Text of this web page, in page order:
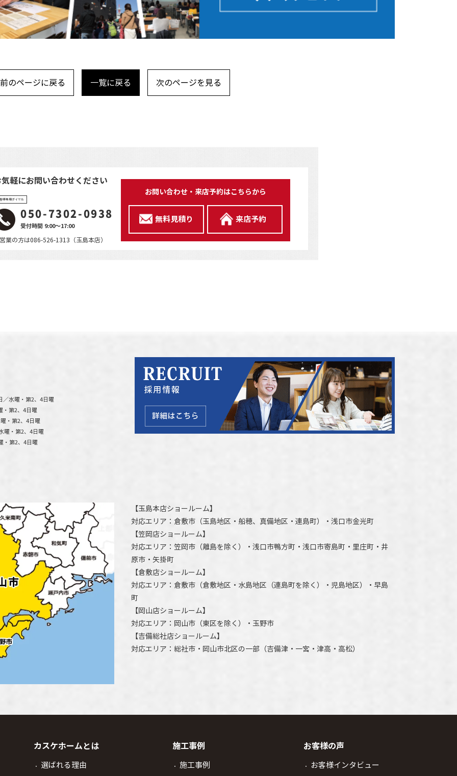
前のページに戻る 一覧に戻る 次のページを見る
軽にお問い合わせください
様専用ダイヤル
050-7302-0938
受付時間 9:00～17:00
業の方は086-526-1313（玉島本店）
お問い合わせ・来店予約はこちらから
無料見積り 来店予約
／水曜・第2、4日曜
・第2、4日曜
・第2、4日曜
曜・第2、4日曜
・第2、4日曜
【玉島本店ショールーム】
対応エリア： 倉敷市 （玉島地区・船穂、真備地区・連島町）・ 浅口市金光町
【笠岡店ショールーム】
対応エリア： 笠岡市（離島を除く） ・ 浅口市鴨方町・ 浅口市寄島町・里庄町・ 井
原市 ・矢掛町
【倉敷店ショールーム】
対応エリア： 倉敷市 （倉敷地区・水島地区（連島町を除く）・児島地区）・早島
町
【岡山店ショールーム】
対応エリア： 岡山市 （東区を除く）・玉野市
【吉備総社店ショールーム】
対応エリア： 総社市 ・ 岡山市北区の一部（吉備津・一宮・津高・高松）
カスケホームとは
選ばれる理由
施工事例
施工事例
お客様の声
お客様インタビュー